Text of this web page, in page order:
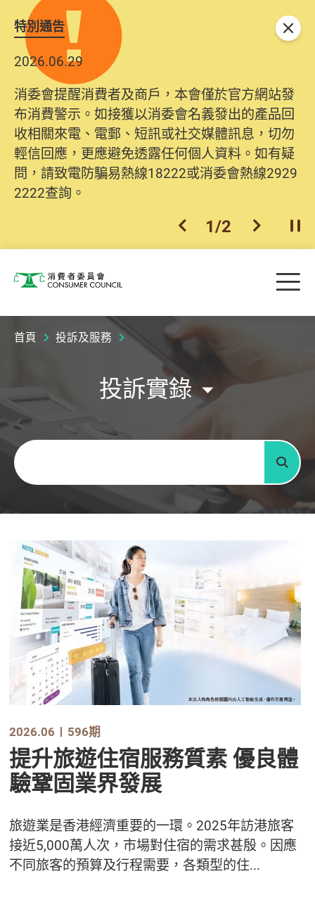
特別通告
2026.06.29
消委會提醒消費者及商戶，本會僅於官方網站發
布消費警示。如接獲以消委會名義發出的產品回
收相關來電、電郵、短訊或社交媒體訊息，切勿
輕信回應，更應避免透露任何個人資料。如有疑
問，請致電防騙易熱線18222或消委會熱線2929
2222查詢。
上一個
1/2 下一個開
關閉
消費者委員會 目
首頁 投訴及服務
投訴實錄
關鍵字
搜尋
2026.06 596期
提升旅遊住宿服務質素 優良體
驗鞏固業界發展
旅遊業是香港經濟重要的一環。2025年訪港旅客
接近5,000萬人次，市場對住宿的需求甚殷。因應
不同旅客的預算及行程需要，各類型的住...